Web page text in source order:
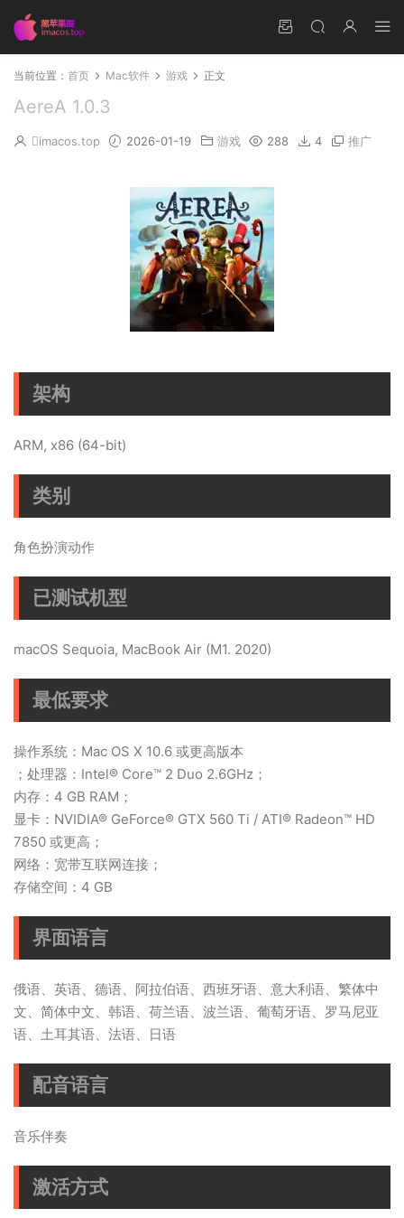
当前位置： 首页 Mac软件 游戏 正文
AereA 1.0.3
imacos.top 2026-01-19 游戏 288 4 推广
架构
ARM, x86 (64-bit)
类别
角色扮演动作
已测试机型
macOS Sequoia, MacBook Air (M1. 2020)
最低要求
操作系统：Mac OS X 10.6 或更高版本
；处理器：Intel® Core™ 2 Duo 2.6GHz；
内存：4 GB RAM；
显卡：NVIDIA® GeForce® GTX 560 Ti / ATI® Radeon™ HD
7850 或更高；
网络：宽带互联网连接；
存储空间：4 GB
界面语言
俄语、英语、德语、阿拉伯语、西班牙语、意大利语、繁体中
文、简体中文、韩语、荷兰语、波兰语、葡萄牙语、罗马尼亚
语、土耳其语、法语、日语
配音语言
音乐伴奏
激活方式